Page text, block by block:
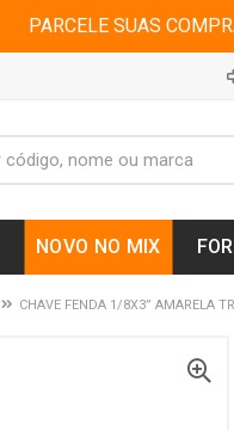
PARCELE SUAS
NOVO NO MIX
CHAVE FENDA 1/8X3” AMARELA